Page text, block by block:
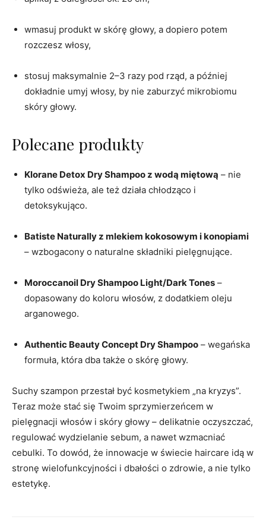
wmasuj produkt w skórę głowy, a dopiero potem
rozczesz włosy,
stosuj maksymalnie 2–3 razy pod rząd, a później
dokładnie umyj włosy, by nie zaburzyć mikrobiomu
skóry głowy.
Polecane produkty
Klorane Detox Dry Shampoo z wodą miętową – nie
tylko odświeża, ale też działa chłodząco i
detoksykująco.
Batiste Naturally z mlekiem kokosowym i konopiami
– wzbogacony o naturalne składniki pielęgnujące.
Moroccanoil Dry Shampoo Light/Dark Tones –
dopasowany do koloru włosów, z dodatkiem oleju
arganowego.
Authentic Beauty Concept Dry Shampoo – wegańska
formuła, która dba także o skórę głowy.
Suchy szampon przestał być kosmetykiem „na kryzys”.
Teraz może stać się Twoim sprzymierzeńcem w
pielęgnacji włosów i skóry głowy – delikatnie oczyszczać,
regulować wydzielanie sebum, a nawet wzmacniać
cebulki. To dowód, że innowacje w świecie haircare idą w
stronę wielofunkcyjności i dbałości o zdrowie, a nie tylko
estetykę.